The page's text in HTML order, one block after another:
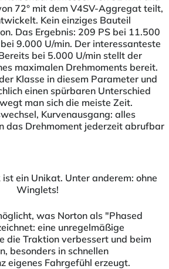
72° mit dem V4SV-Aggregat teilt,
Kein einziges Bauteil
Das Ergebnis: 209 PS bei 11.500
9.000 U/min. Der interessanteste
bei 5.000 U/min stellt der
maximalen Drehmoments bereit.
Klasse in diesem Parameter und
einen spürbaren Unterschied
man sich die meiste Zeit.
Kurvenausgang: alles
das Drehmoment jederzeit abrufbar
ein Unikat. Unter anderem: ohne
Winglets!
was Norton als "Phased
eine unregelmäßige
die Traktion verbessert und beim
besonders in schnellen
eigenes Fahrgefühl erzeugt.